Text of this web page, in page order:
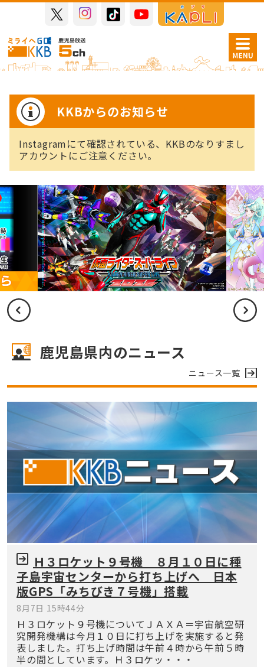
KKBからのお知らせ
Instagramにて確認されている、KKBのなりすまし
アカウントにご注意ください。
鹿児島県内のニュース
ニュース一覧
Ｈ３ロケット９号機 ８月１０日に種
子島宇宙センターから打ち上げへ 日本
版GPS「みちびき７号機」搭載
8月7日 15時44分
Ｈ３ロケット９号機についてＪＡＸＡ＝宇宙航空研
究開発機構は今月１０日に打ち上げを実施すると発
表しました。打ち上げ時間は午前４時から午前５時
半の間としています。Ｈ３ロケッ・・・